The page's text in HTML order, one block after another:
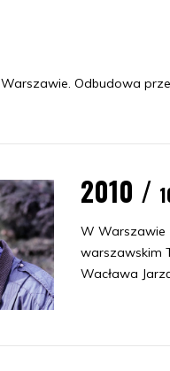
Warszawie. Odbudowa
2010 /
W Warszawie
warszawskim
Wacława